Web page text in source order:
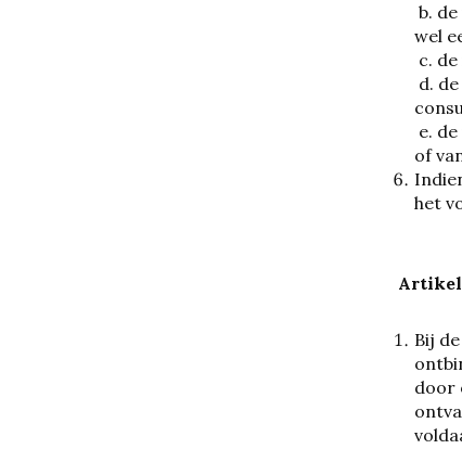
b.
wel
c.
d.
e.
of
het
Artikel
Bij
door